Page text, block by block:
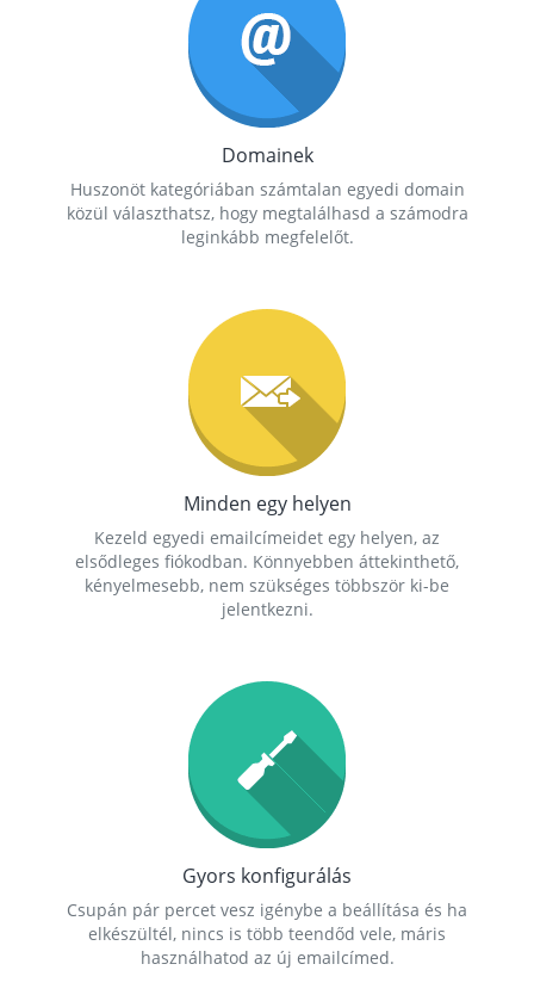
Domainek
Huszonöt kategóriában számtalan egyedi domain
közül választhatsz, hogy megtalálhasd a számodra
leginkább megfelelőt.
Minden egy helyen
Kezeld egyedi emailcímeidet egy helyen, az
elsődleges fiókodban. Könnyebben áttekinthető,
kényelmesebb, nem szükséges többször ki-be
jelentkezni.
Gyors konfigurálás
Csupán pár percet vesz igénybe a beállítása és ha
elkészültél, nincs is több teendőd vele, máris
használhatod az új emailcímed.